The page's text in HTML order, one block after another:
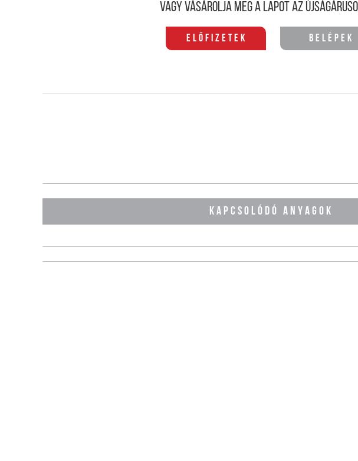
Vagy vásárolja meg a lapot az
Előfizetek Belépek
KAPCSOLÓDÓ ANYAGOK